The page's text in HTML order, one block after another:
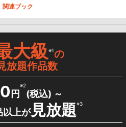
関連ブック
大級※1の
放題作品数
円
※2
(税込) ～
以上が見放題※3